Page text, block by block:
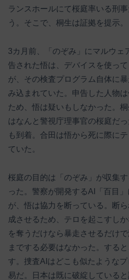
ランスホールにて桜庭率いる刑
う。そこで、桐生は証拠を提示。
3カ月前、「のぞみ」にマルウェ
告された悟は、デバイスを使っ
が、その検査プログラム自体に
み込まれていた。申告した人物
ため、悟は疑いもしなかった。
はなんと警視庁理事官の桜庭だ
も到着。合田は悟から死に際に
ていた。
桜庭の目的は「のぞみ」が収集
った。警察が開発するAI「百目
が、悟は協力を断っている。断
成させるため、テロを起こすし
を奪うだけなら暴走させるだけ
までする必要はなかった。する
す。捜査AIはどこも似たような
易だ。日本は既に破綻している